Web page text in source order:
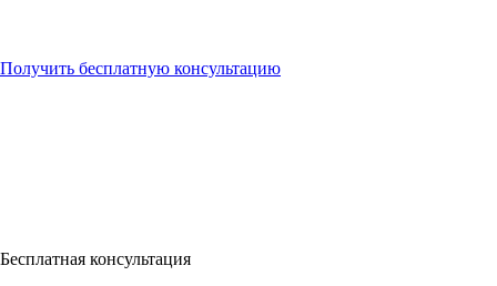
Получить бесплатную консультацию
Бесплатная консультация